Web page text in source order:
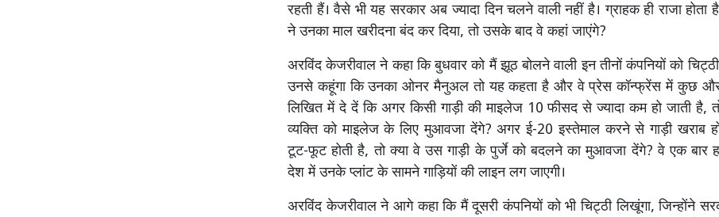
रहती हैं। वैसे भी यह सरकार अब ज्यादा दिन चलने वाली नहीं है। ग्राहक ही राजा होता
ने उनका माल खरीदना बंद कर दिया, तो उसके बाद वे कहां जाएंगे?
अरविंद केजरीवाल ने कहा कि बुधवार को मैं झूठ बोलने वाली इन तीनों कंपनियों को
उनसे कहूंगा कि उनका ओनर मैनुअल तो यह कहता है और वे प्रेस कॉन्फ्रेंस में कुछ
लिखित में दे दें कि अगर किसी गाड़ी की माइलेज 10 फीसद से ज्यादा कम हो जाती है,
व्यक्ति को माइलेज के लिए मुआवजा देंगे? अगर ई-20 इस्तेमाल करने से गाड़ी खराब
टूट-फूट होती है, तो क्या वे उस गाड़ी के पुर्जे को बदलने का मुआवजा देंगे? वे एक बार
देश में उनके प्लांट के सामने गाड़ियों की लाइन लग जाएगी।
अरविंद केजरीवाल ने आगे कहा कि मैं दूसरी कंपनियों को भी चिट्ठी लिखूंगा, जिन्होंने